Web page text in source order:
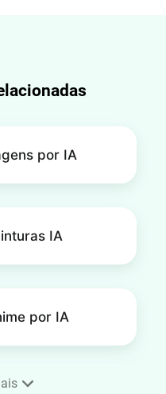
por IA
IA
por IA